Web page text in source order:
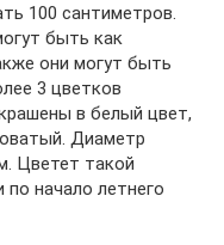
100 сантиметров.
быть как
они могут быть
3 цветков
в белый цвет,
Диаметр
Цветет такой
по начало летнего